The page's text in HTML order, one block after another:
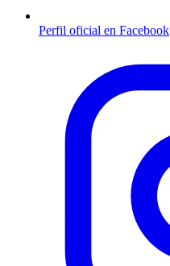
Perfil oficial en Facebook